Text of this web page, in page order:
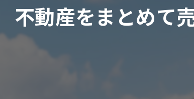
不動産をまとめて